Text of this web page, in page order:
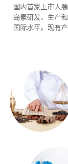
国内首家上市人
岛素研发、生产
国际水平。现有